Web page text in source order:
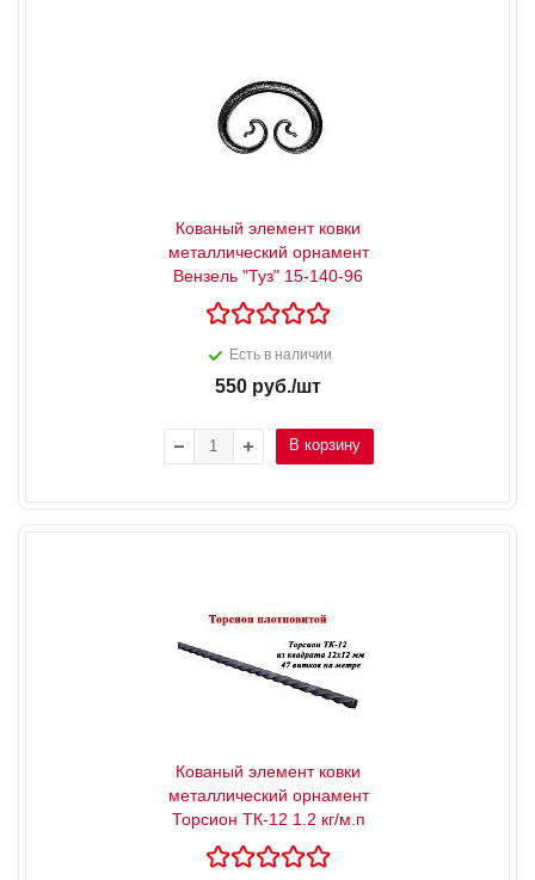
Кованый элемент ковки
металлический орнамент
Вензель "Туз" 15-140-96
Есть в наличии
550 руб./шт
В корзину
Кованый элемент ковки
металлический орнамент
Торсион ТК-12 1.2 кг/м.п